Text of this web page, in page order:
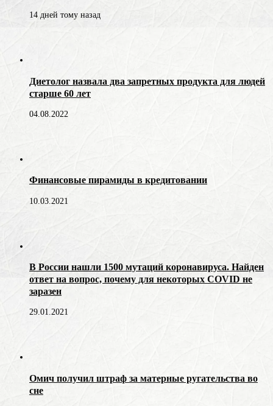
14 дней тому назад
Диетолог назвала два запретных продукта для людей
старше 60 лет
04.08.2022
Финансовые пирамиды в кредитовании
10.03.2021
В России нашли 1500 мутаций коронавируса. Найден
ответ на вопрос, почему для некоторых COVID не
заразен
29.01.2021
Омич получил штраф за матерные ругательства во
сне